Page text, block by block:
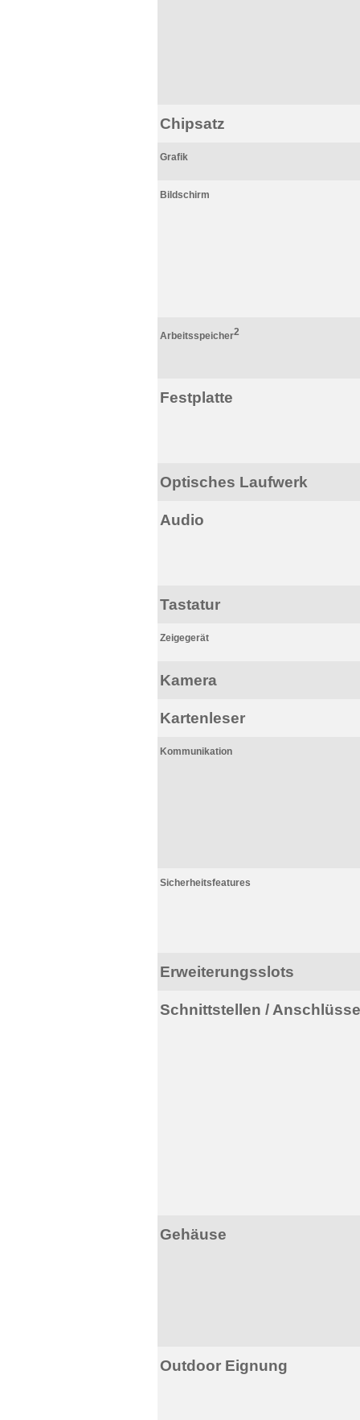
Chipsatz
Grafik
Bildschirm
Arbeitsspeicher2
Festplatte
Optisches Laufwerk
Audio
Tastatur
Zeigegerät
Kamera
Kartenleser
Kommunikation
Sicherheitsfeatures
Erweiterungsslots
Schnittstellen / Anschlüsse
Gehäuse
Outdoor Eignung